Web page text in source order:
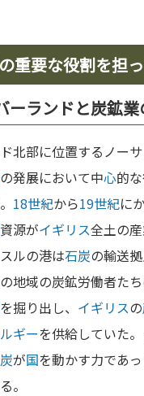
重要な役割を担
ーランドと炭鉱
北部に位置するノー
の発展において中心的
18世紀から19世紀に
資源がイギリス全土の
ルの港は石炭の輸送
地域の炭鉱労働者た
を掘り出し、 イギリスの
ギーを供給していた
が国を動かす力であ
。